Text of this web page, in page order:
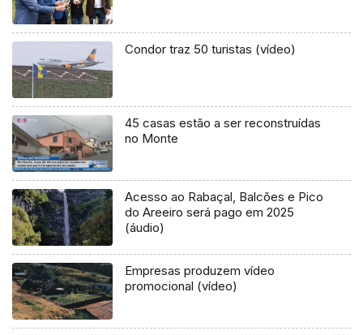
Condor traz 50 turistas (vídeo)
45 casas estão a ser reconstruídas
no Monte
Acesso ao Rabaçal, Balcões e Pico
do Areeiro será pago em 2025
(áudio)
Empresas produzem vídeo
promocional (vídeo)